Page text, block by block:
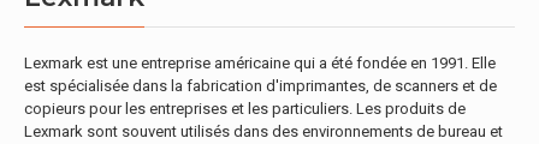
Lexmark est une entreprise américaine qui a été fondée en 1991. Elle
est spécialisée dans la fabrication d'imprimantes, de scanners et de
copieurs pour les entreprises et les particuliers. Les produits de
Lexmark sont souvent utilisés dans des environnements de bureau et